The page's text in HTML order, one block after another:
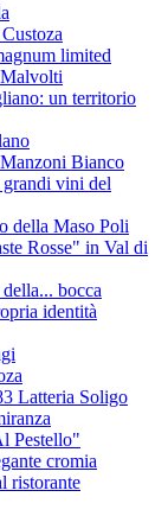
limited
un territorio
Bianco
vini del
della Maso Poli
Rosse" in Val di
bocca
identità
Latteria Soligo
Pestello"
cromia
ristorante